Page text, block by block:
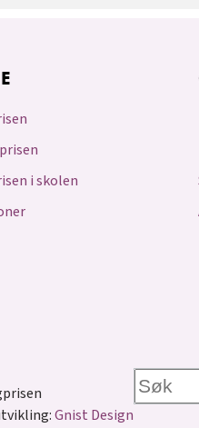
i skolen
Gnist Design
Søk